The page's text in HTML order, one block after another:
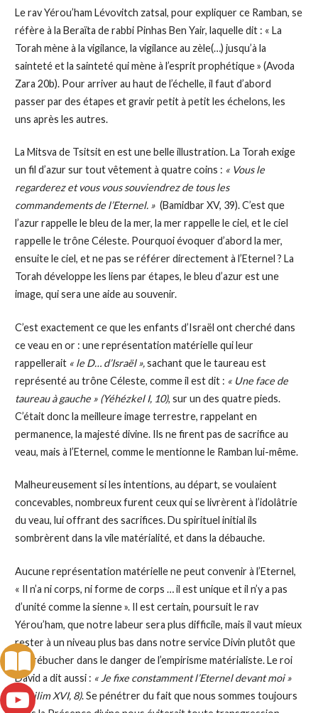
Le rav Yérou’ham Lévovitch zatsal, pour expliquer ce Ramban, se
réfère à la Beraïta de rabbi Pinhas Ben Yair, laquelle dit : « La
Torah mène à la vigilance, la vigilance au zèle(…) jusqu’à la
sainteté et la sainteté qui mène à l’esprit prophétique » (Avoda
Zara 20b). Pour arriver au haut de l’échelle, il faut d’abord
passer par des étapes et gravir petit à petit les échelons, les
uns après les autres.
La Mitsva de Tsitsit en est une belle illustration. La Torah exige
un fil d’azur sur tout vêtement à quatre coins : « Vous le
regarderez et vous vous souviendrez de tous les
commandements de l’Eternel. »(Bamidbar XV, 39). C’est que
l’azur rappelle le bleu de la mer, la mer rappelle le ciel, et le ciel
rappelle le trône Céleste. Pourquoi évoquer d’abord la mer,
ensuite le ciel, et ne pas se référer directement à l’Eternel ? La
Torah développe les liens par étapes, le bleu d’azur est une
image, qui sera une aide au souvenir.
C’est exactement ce que les enfants d’Israël ont cherché dans
ce veau en or : une représentation matérielle qui leur
rappellerait « le D… d’Israël »,sachant que le taureau est
représenté au trône Céleste, comme il est dit : « Une face de
taureau à gauche » (Yéhézkel I, 10), sur un des quatre pieds.
C’était donc la meilleure image terrestre, rappelant en
permanence, la majesté divine. Ils ne firent pas de sacrifice au
veau, mais à l’Eternel, comme le mentionne le Ramban lui-même.
Malheureusement si les intentions, au départ, se voulaient
concevables, nombreux furent ceux qui se livrèrent à l’idolâtrie
du veau, lui offrant des sacrifices. Du spirituel initial ils
sombrèrent dans la vile matérialité, et dans la débauche.
Aucune représentation matérielle ne peut convenir à l’Eternel,
« Il n’a ni corps, ni forme de corps … il est unique et il n’y a pas
d’unité comme la sienne ». Il est certain, poursuit le rav
Yérou’ham, que notre labeur sera plus difficile, mais il vaut mieux
rester à un niveau plus bas dans notre service Divin plutôt que
de trébucher dans le danger de l’empirisme matérialiste. Le roi
David a dit aussi : « Je fixe constamment l’Eternel devant moi »
(Téhilim XVI, 8). Se pénétrer du fait que nous sommes toujours